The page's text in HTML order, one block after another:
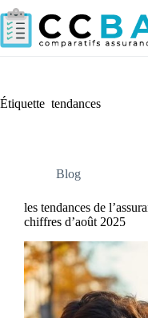
Passer
au
contenu
Étiquette tendances
Blog
les tendances de
chiffres d’août 2025